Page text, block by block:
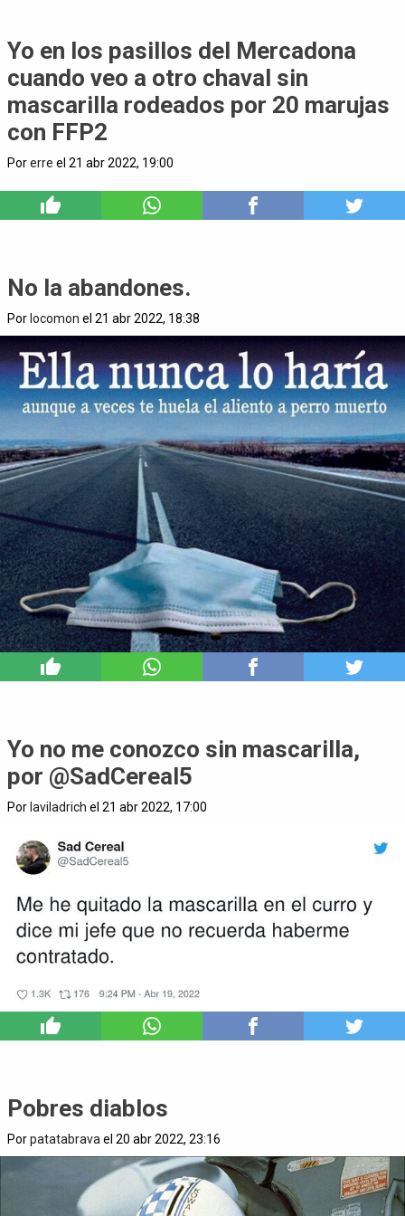
Yo en los pasillos del Mercadona
cuando veo a otro chaval sin
mascarilla rodeados por 20 marujas
con FFP2
Porerre el 21 abr 2022, 19:00
No la abandones.
Porlocomon el 21 abr 2022, 18:38
Yo no me conozco sin mascarilla,
por @SadCereal5
Por laviladrich el 21 abr 2022, 17:00
Pobres diablos
Porpatatabravael 20 abr 2022, 23:16